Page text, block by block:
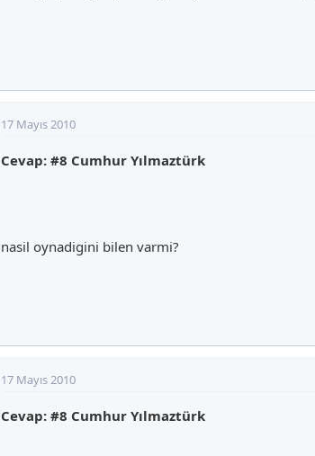
17 Mayıs 2010
Cevap: #8 Cumhur Yılmaztürk
nasil oynadigini bilen varmi?
17 Mayıs 2010
Cevap: #8 Cumhur Yılmaztürk